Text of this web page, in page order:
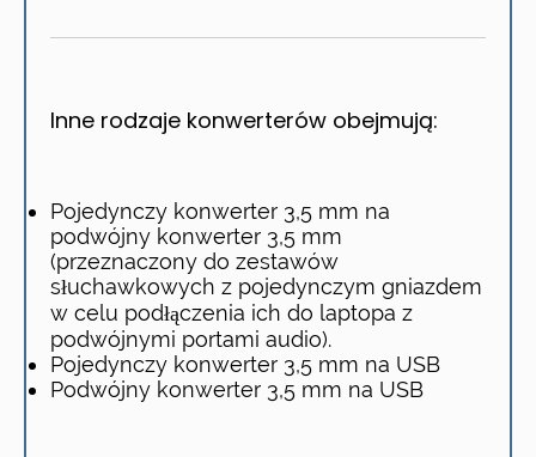
Inne rodzaje konwerterów obejmują:
Pojedynczy konwerter 3,5 mm na
podwójny konwerter 3,5 mm
(przeznaczony do zestawów
słuchawkowych z pojedynczym gniazdem
w celu podłączenia ich do laptopa z
podwójnymi portami audio).
Pojedynczy konwerter 3,5 mm na USB
Podwójny konwerter 3,5 mm na USB